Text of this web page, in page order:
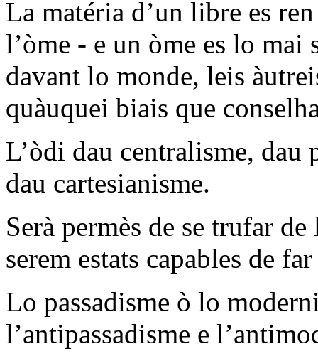
La matéria d’un libre es
l’òme - e un òme es lo mai
davant lo monde, leis
quàuquei biais que
L’òdi dau centralisme, dau
dau cartesianisme.
Serà permès de se trufar
serem estats capables de
Lo passadisme ò lo
l’antipassadisme e